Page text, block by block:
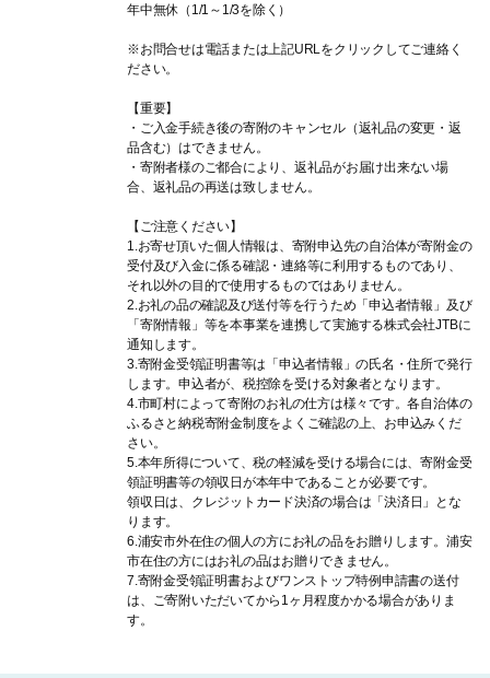
年中無休（1/1～1/3を除く）
※お問合せは電話または上記URLをクリックしてご連絡く
ださい。
【重要】
・ご入金手続き後の寄附のキャンセル（返礼品の変更・返
品含む）はできません。
・寄附者様のご都合により、返礼品がお届け出来ない場
合、返礼品の再送は致しません。
【ご注意ください】
1.お寄せ頂いた個人情報は、寄附申込先の自治体が寄附金の
受付及び入金に係る確認・連絡等に利用するものであり、
それ以外の目的で使用するものではありません。
2.お礼の品の確認及び送付等を行うため「申込者情報」及び
「寄附情報」等を本事業を連携して実施する株式会社JTBに
通知します。
3.寄附金受領証明書等は「申込者情報」の氏名・住所で発行
します。申込者が、税控除を受ける対象者となります。
4.市町村によって寄附のお礼の仕方は様々です。各自治体の
ふるさと納税寄附金制度をよくご確認の上、お申込みくだ
さい。
5.本年所得について、税の軽減を受ける場合には、寄附金受
領証明書等の領収日が本年中であることが必要です。
領収日は、クレジットカード決済の場合は「決済日」とな
ります。
6.浦安市外在住の個人の方にお礼の品をお贈りします。浦安
市在住の方にはお礼の品はお贈りできません。
7.寄附金受領証明書およびワンストップ特例申請書の送付
は、ご寄附いただいてから1ヶ月程度かかる場合がありま
す。